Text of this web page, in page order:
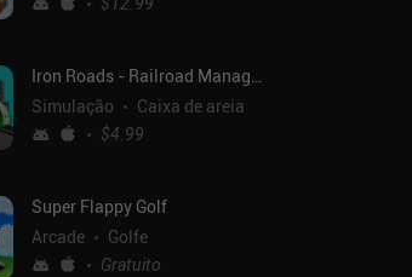
Iron Roads - Railroad Manager
Simulação
Caixa de areia
$4.99
Super Flappy Golf
Arcade
Golfe
Gratuito